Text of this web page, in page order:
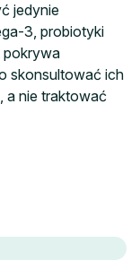
jedynie
3, probiotyki
pokrywa
skonsultować ich
a nie traktować